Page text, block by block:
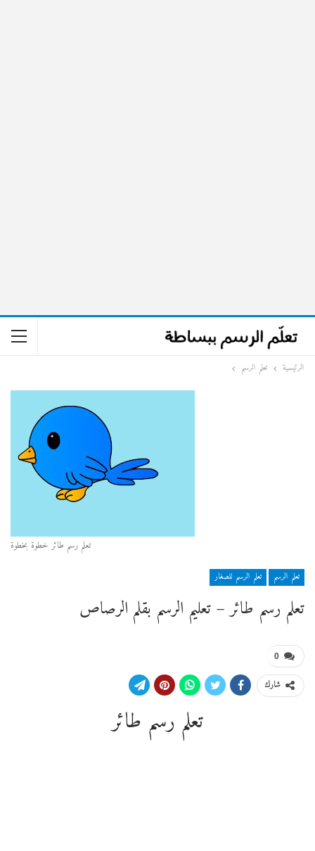
الرئيسية تعلم الرسم
تعلم رسم طائر خطوة بخطوة
تعلم الرسم تعلم الرسم للصغار
تعلم رسم طائر – تعليم الرسم بقلم الرصاص
0
شارك
تعلم رسم طائر